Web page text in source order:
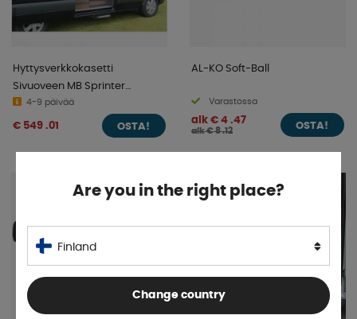
Hyttysverkkokasetti
Sivuoveen MB Sprinter
1960x1360mm
4-9 päivää
€ 549 .01 OSTA!
AL-KO Soft-Ball
Varastossa
alk € 4 .47
alk € 8 .12
OSTA!
Are you in the right place?
Finland
Change country